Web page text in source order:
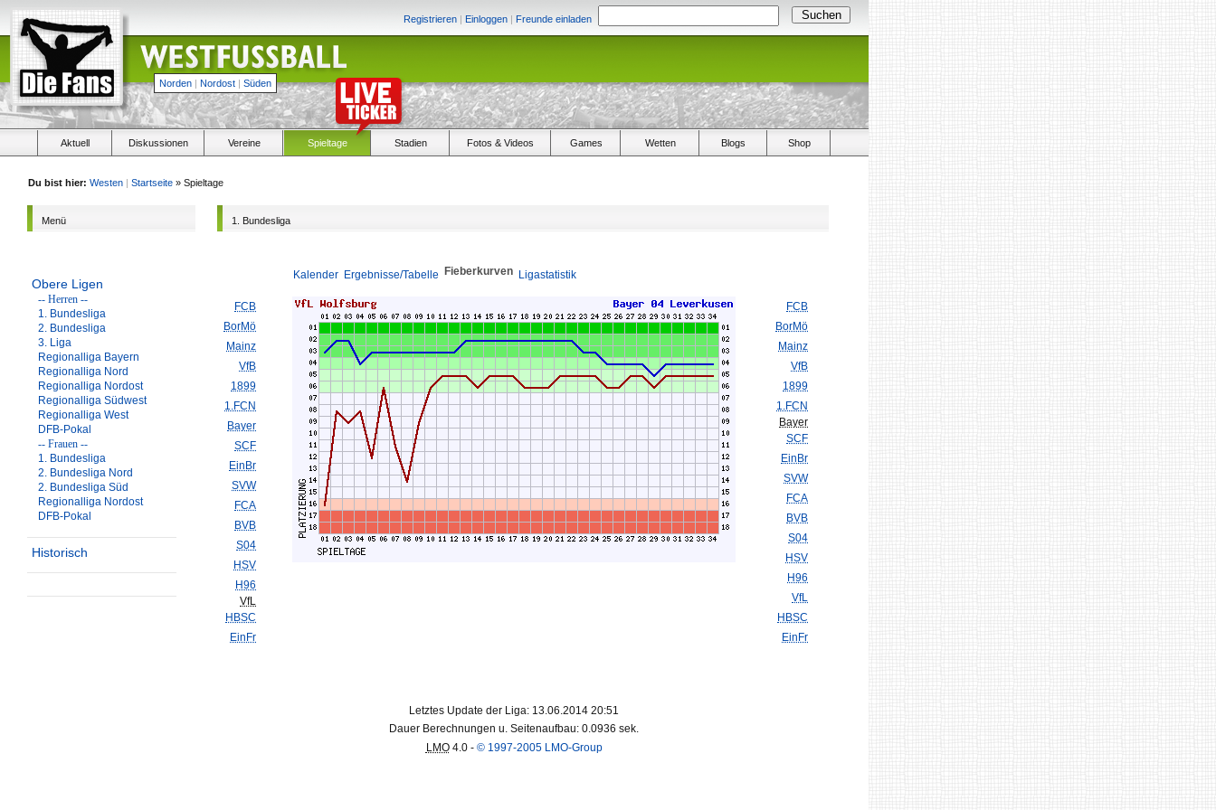
Registrieren | Einloggen | Freunde einladen
Norden | Nordost | Süden
Aktuell Diskussionen Vereine Spieltage Stadien Fotos & Videos Games Wetten Blogs Shop
Du bist hier: Westen | Startseite » Spieltage
Menü
Obere Ligen
-- Herren --
1. Bundesliga
2. Bundesliga
3. Liga
Regionalliga Bayern
Regionalliga Nord
Regionalliga Nordost
Regionalliga Südwest
Regionalliga West
DFB-Pokal
-- Frauen --
1. Bundesliga
2. Bundesliga Nord
2. Bundesliga Süd
Regionalliga Nordost
DFB-Pokal
Historisch
1. Bundesliga
Kalender Ergebnisse/Tabelle Fieberkurven Ligastatistik
FCB
BorMö
Mainz
VfB
1899
1.FCN
Bayer
SCF
EinBr
SVW
FCA
BVB
S04
HSV
H96
VfL
HBSC
EinFr
FCB
BorMö
Mainz
VfB
1899
1.FCN
Bayer
SCF
EinBr
SVW
FCA
BVB
S04
HSV
H96
VfL
HBSC
EinFr
Letztes Update der Liga: 13.06.2014 20:51
Dauer Berechnungen u. Seitenaufbau: 0.0936 sek.
LMO4.0 - © 1997-2005 LMO-Group